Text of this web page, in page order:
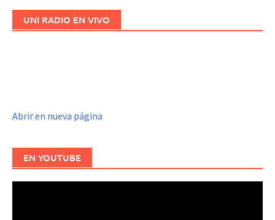
UNI RADIO EN VIVO
Abrir en nueva página
EN YOUTUBE